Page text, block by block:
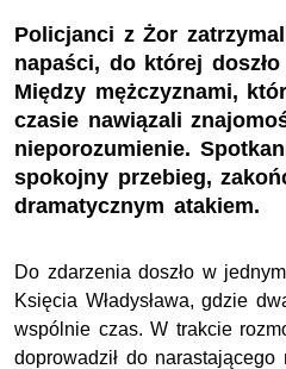
Policjanci z Żor
napaści, do której
Między mężczyznami,
czasie nawiązali
nieporozumienie.
spokojny przebieg,
dramatycznym atakiem.
Do zdarzenia doszło w
Księcia Władysława, gdzie
wspólnie czas. W trakcie
doprowadził do narastającego